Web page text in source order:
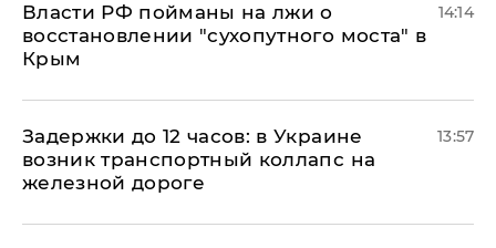
Власти РФ пойманы на лжи о
восстановлении "сухопутного моста" в
Крым
14:14
Задержки до 12 часов: в Украине
возник транспортный коллапс на
железной дороге
13:57